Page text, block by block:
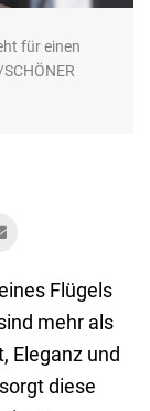
für einen
Flügels
mehr als
Eleganz und
diese